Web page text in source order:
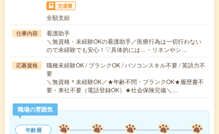
交通費
全額支給
仕事内容
看護助手
＼無資格・未経験OKの看護助手／医療行為は一切行わない
ので未経験でも安心！▽具体的には…・リネンやシ…
応募資格
職種未経験OK / ブランクOK / パソコンスキル不要 / 英語力不
要
＼無資格＊未経験OK／★年齢不問・ブランクOK★履歴書不
要・来社不要（電話登録OK）★社会保険完備＼…
職場の雰囲気
年齢層